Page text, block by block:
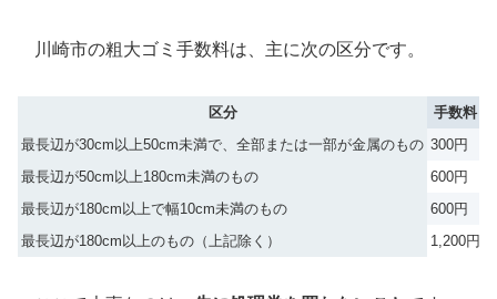
川崎市の粗大ゴミ手数料は、主に次の区分です。
区分
手数料
最長辺が30cm以上50cm未満で、全部または一部が金属のもの 300円
最長辺が50cm以上180cm未満のもの
600円
最長辺が180cm以上で幅10cm未満のもの
600円
最長辺が180cm以上のもの（上記除く）
1,200円